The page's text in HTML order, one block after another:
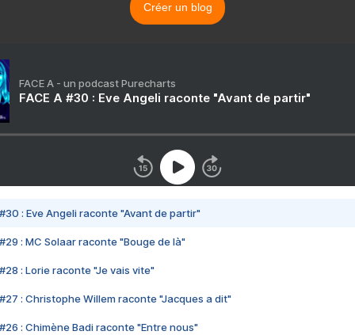
Créer un blog
FACE A - un podcast Purecharts
FACE A #30 : Eve Angeli raconte "Avant de partir"
#30 : Eve Angeli raconte "Avant de partir"
#29 : MC Solaar raconte "Bouge de là"
#28 : Lorie raconte "Je vais vite"
#27 : Christophe Willem raconte "Jacques a dit"
#26 : Chimène Badi raconte "Entre nous"